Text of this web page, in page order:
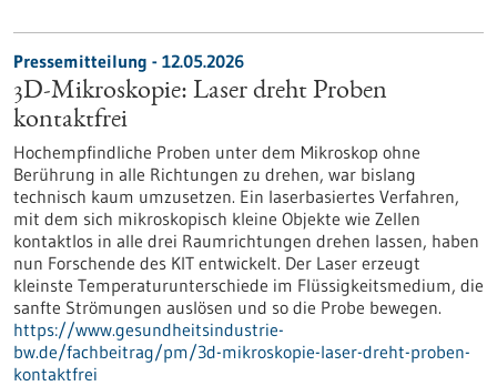
Pressemitteilung - 12.05.2026
3D-Mikroskopie: Laser dreht Proben
kontaktfrei
Hochempfindliche Proben unter dem Mikroskop ohne
Berührung in alle Richtungen zu drehen, war bislang
technisch kaum umzusetzen. Ein laserbasiertes Verfahren,
mit dem sich mikroskopisch kleine Objekte wie Zellen
kontaktlos in alle drei Raumrichtungen drehen lassen, haben
nun Forschende des KIT entwickelt. Der Laser erzeugt
kleinste Temperaturunterschiede im Flüssigkeitsmedium, die
sanfte Strömungen auslösen und so die Probe bewegen.
https://www.gesundheitsindustrie-
bw.de/fachbeitrag/pm/3d-mikroskopie-laser-dreht-proben-
kontaktfrei